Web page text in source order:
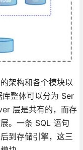
架构和各个模块以
整体可以分为 Ser
层是共有的，而存
。一条 SQL 语句
到存储引擎，这三